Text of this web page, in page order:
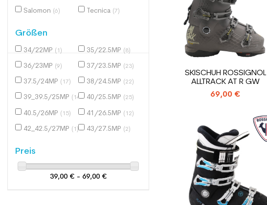
Salomon (6) Tecnica (7)
Größen
34/22MP (1) 35/22.5MP (8)
36/23MP (9) 37/23.5MP (23)
37.5/24MP (17) 38/24.5MP (22)
39_39.5/25MP (14) 40/25.5MP (25)
40.5/26MP (15) 41/26.5MP (12)
42_42.5/27MP (1) 43/27.5MP (2)
Preis
39,00 € - 69,00 €
SKISCHUH ROSSIGNOL
ALLTRACK AT R GW
69,00 €